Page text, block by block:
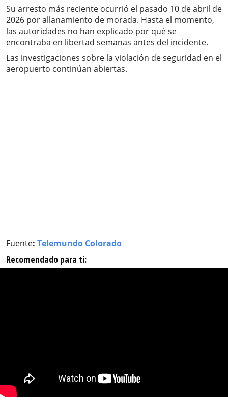
Su arresto más reciente ocurrió el pasado 10 de abril de
2026 por allanamiento de morada. Hasta el momento,
las autoridades no han explicado por qué se
encontraba en libertad semanas antes del incidente.
Las investigaciones sobre la violación de seguridad en el
aeropuerto continúan abiertas.
Fuente: Telemundo Colorado
Recomendado para ti: